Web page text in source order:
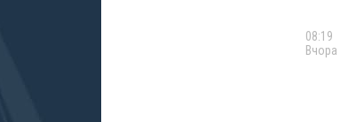
08:19
Вчора